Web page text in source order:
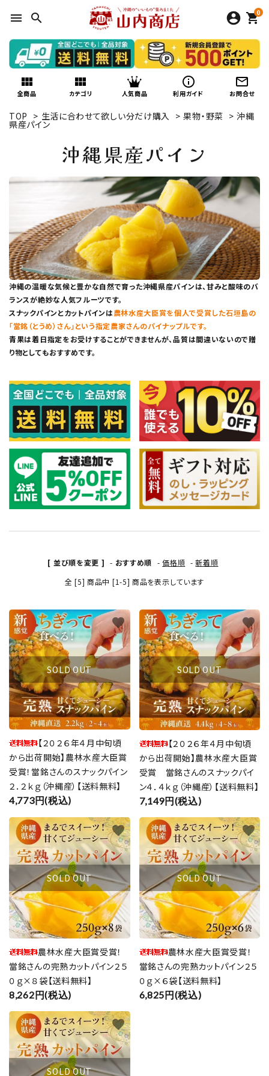
menu search 0
shopping_cart
view_module
全商品
view_module
カテゴリ 人気商品
info_outline
利用ガイド
mail_outline
お問合せ
TOP > 生活に合わせて欲しい分だけ購入 > 果物・野菜 > 沖縄
県産パイン
沖縄県産パイン
沖縄の温暖な気候と豊かな自然で育った沖縄県産パインは、甘みと酸味のバ
ランスが絶妙な人気フルーツです。
スナックパインとカットパインは農林水産大臣賞を個人で受賞した石垣島の
「當銘（とうめ）さん」という指定農家さんのパイナップルです。
青果は着日指定をお受けすることができませんが、品質は間違いないので贈
り物としてもおすすめです。
[ 並び順を変更 ] - おすすめ順 -価格順 -新着順
全 [5] 商品中 [1-5] 商品を表示しています
SOLD OUT
【２０２６年４月中旬頃
から出荷開始】農林水産大臣賞
受賞！當銘さんのスナックパイン
２．２ｋｇ（沖縄産）【送料無料】
4,773円(税込)
favorite
SOLD OUT
【２０２６年４月中旬頃
から出荷開始】農林水産大臣賞
受賞 當銘さんのスナックパイ
ン４．４ｋｇ（沖縄産）【送料無料】
7,149円(税込)
favorite
SOLD OUT
農林水産大臣賞受賞！
當銘さんの完熟カットパイン２５
０ｇ×８袋【送料無料】
8,262円(税込)
favorite
SOLD OUT
農林水産大臣賞受賞！
當銘さんの完熟カットパイン２５
０ｇ×６袋【送料無料】
6,825円(税込)
favorite
SOLD OUT
favorite